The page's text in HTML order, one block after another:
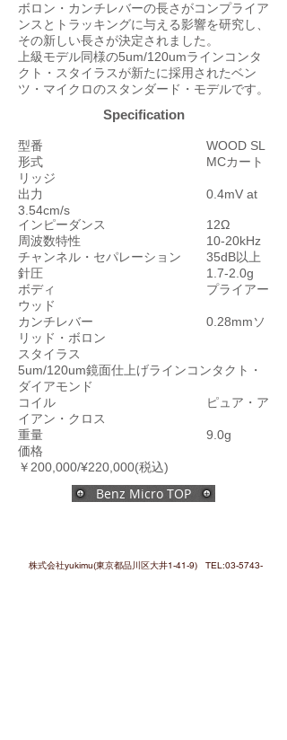
ボロン・カンチレバーの長さがコンプライア
ンスとトラッキングに与える影響を研究し、
その新しい長さが決定されました。
上級モデル同様の5um/120umラインコンタ
クト・スタイラスが新たに採用されたベン
ツ・マイクロのスタンダード・モデルです。
Specification
型番 WOOD SL
形式 MCカート
リッジ
出力 0.4mV at
3.54cm/s
インピーダンス 12Ω
周波数特性 10-20kHz
チャンネル・セパレーション 35dB以上
針圧 1.7-2.0g
ボディ プライアー
ウッド
カンチレバー 0.28mmソ
リッド・ボロン
スタイラス
5um/120um鏡面仕上げラインコンタクト・
ダイアモンド
コイル ピュア・ア
イアン・クロス
重量 9.0g
価格
￥200,000/¥220,000(税込)
Benz Micro TOP
株式会社yukimu(東京都品川区大井1-41-9) TEL:03-5743-